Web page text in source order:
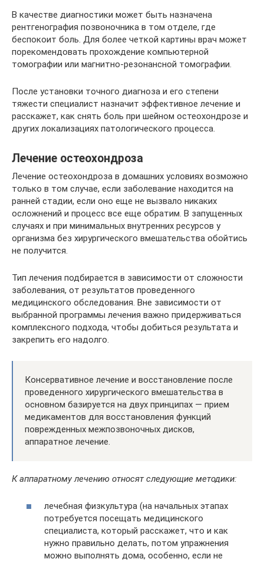
В качестве диагностики может быть назначена
рентгенография позвоночника в том отделе, где
беспокоит боль. Для более четкой картины врач может
порекомендовать прохождение компьютерной
томографии или магнитно-резонансной томографии.
После установки точного диагноза и его степени
тяжести специалист назначит эффективное лечение и
расскажет, как снять боль при шейном остеохондрозе и
других локализациях патологического процесса.
Лечение остеохондроза
Лечение остеохондроза в домашних условиях возможно
только в том случае, если заболевание находится на
ранней стадии, если оно еще не вызвало никаких
осложнений и процесс все еще обратим. В запущенных
случаях и при минимальных внутренних ресурсов у
организма без хирургического вмешательства обойтись
не получится.
Тип лечения подбирается в зависимости от сложности
заболевания, от результатов проведенного
медицинского обследования. Вне зависимости от
выбранной программы лечения важно придерживаться
комплексного подхода, чтобы добиться результата и
закрепить его надолго.
Консервативное лечение и восстановление после
проведенного хирургического вмешательства в
основном базируется на двух принципах — прием
медикаментов для восстановления функций
поврежденных межпозвоночных дисков,
аппаратное лечение.
К аппаратному лечению относят следующие методики:
лечебная физкультура (на начальных этапах
потребуется посещать медицинского
специалиста, который расскажет, что и как
нужно правильно делать, потом упражнения
можно выполнять дома, особенно, если не